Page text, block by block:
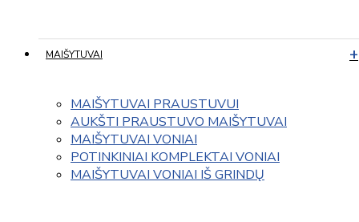
MAIŠYTUVAI
MAIŠYTUVAI PRAUSTUVUI
AUKŠTI PRAUSTUVO MAIŠYTUVAI
MAIŠYTUVAI VONIAI
POTINKINIAI KOMPLEKTAI VONIAI
MAIŠYTUVAI VONIAI IŠ GRINDŲ